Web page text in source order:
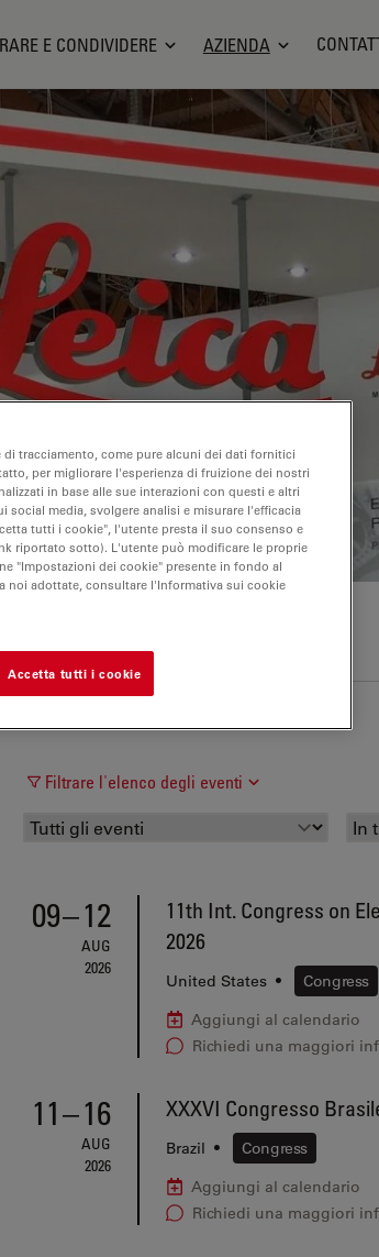
E CONDIVIDERE AZIENDA
Termini e condizioni di vendita e servizio
Filtrare l'elenco degli eventi
09–12
AUG
2026
11th Int. Congress on
2026
United States •
Congress
Aggiungi al calendario
Richiedi una maggiori
11–16
AUG
2026
XXXVI Congresso
Brazil •
Congress
Aggiungi al calendario
Richiedi una maggiori
tracciamento, come pure alcuni dei dati fornitici
per migliorare l'esperienza di fruizione dei nostri
in base alle sue interazioni con questi e altri
media, svolgere analisi e misurare l'efficacia
tutti i cookie", l'utente presta il suo consenso e
riportato sotto). L'utente può modificare le proprie
"Impostazioni dei cookie" presente in fondo al
noi adottate, consultare l'Informativa sui cookie
Accetta tutti i cookie